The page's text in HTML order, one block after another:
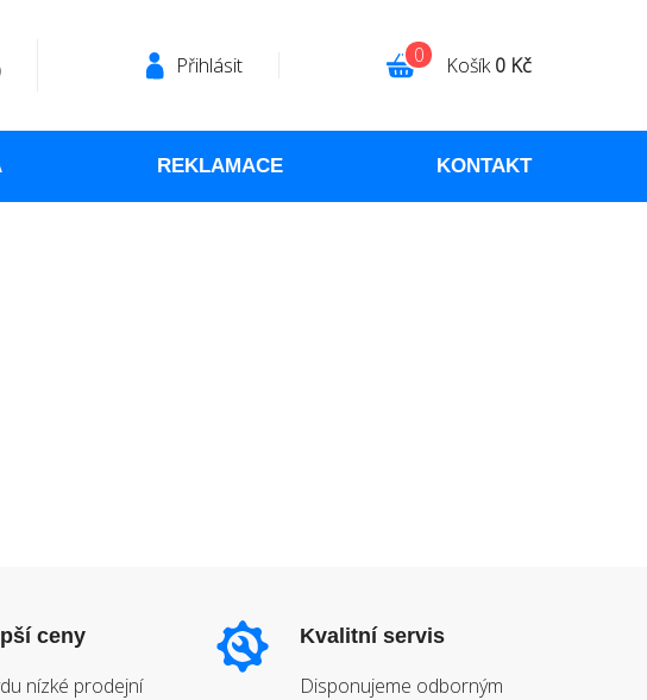
Přihlásit Košík0 Kč
0
REKLAMACE KONTAKT
ceny
nízké prodejní
Kvalitní servis
Disponujeme odborným